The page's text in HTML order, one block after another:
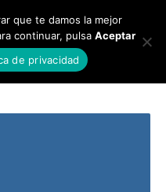
que te damos la mejor
continuar, pulsa Aceptar
de privacidad